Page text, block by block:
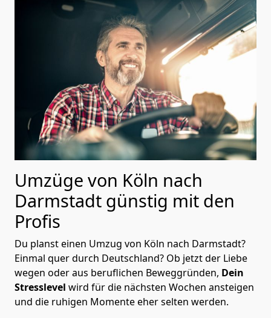
Umzüge von Köln nach
Darmstadt günstig mit den
Profis
Du planst einen Umzug von Köln nach Darmstadt?
Einmal quer durch Deutschland? Ob jetzt der Liebe
wegen oder aus beruflichen Beweggründen, Dein
Stresslevel wird für die nächsten Wochen ansteigen
und die ruhigen Momente eher selten werden.